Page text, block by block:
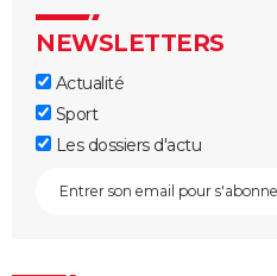
NEWSLETTERS
Actualité
Sport
Les dossiers d'actu